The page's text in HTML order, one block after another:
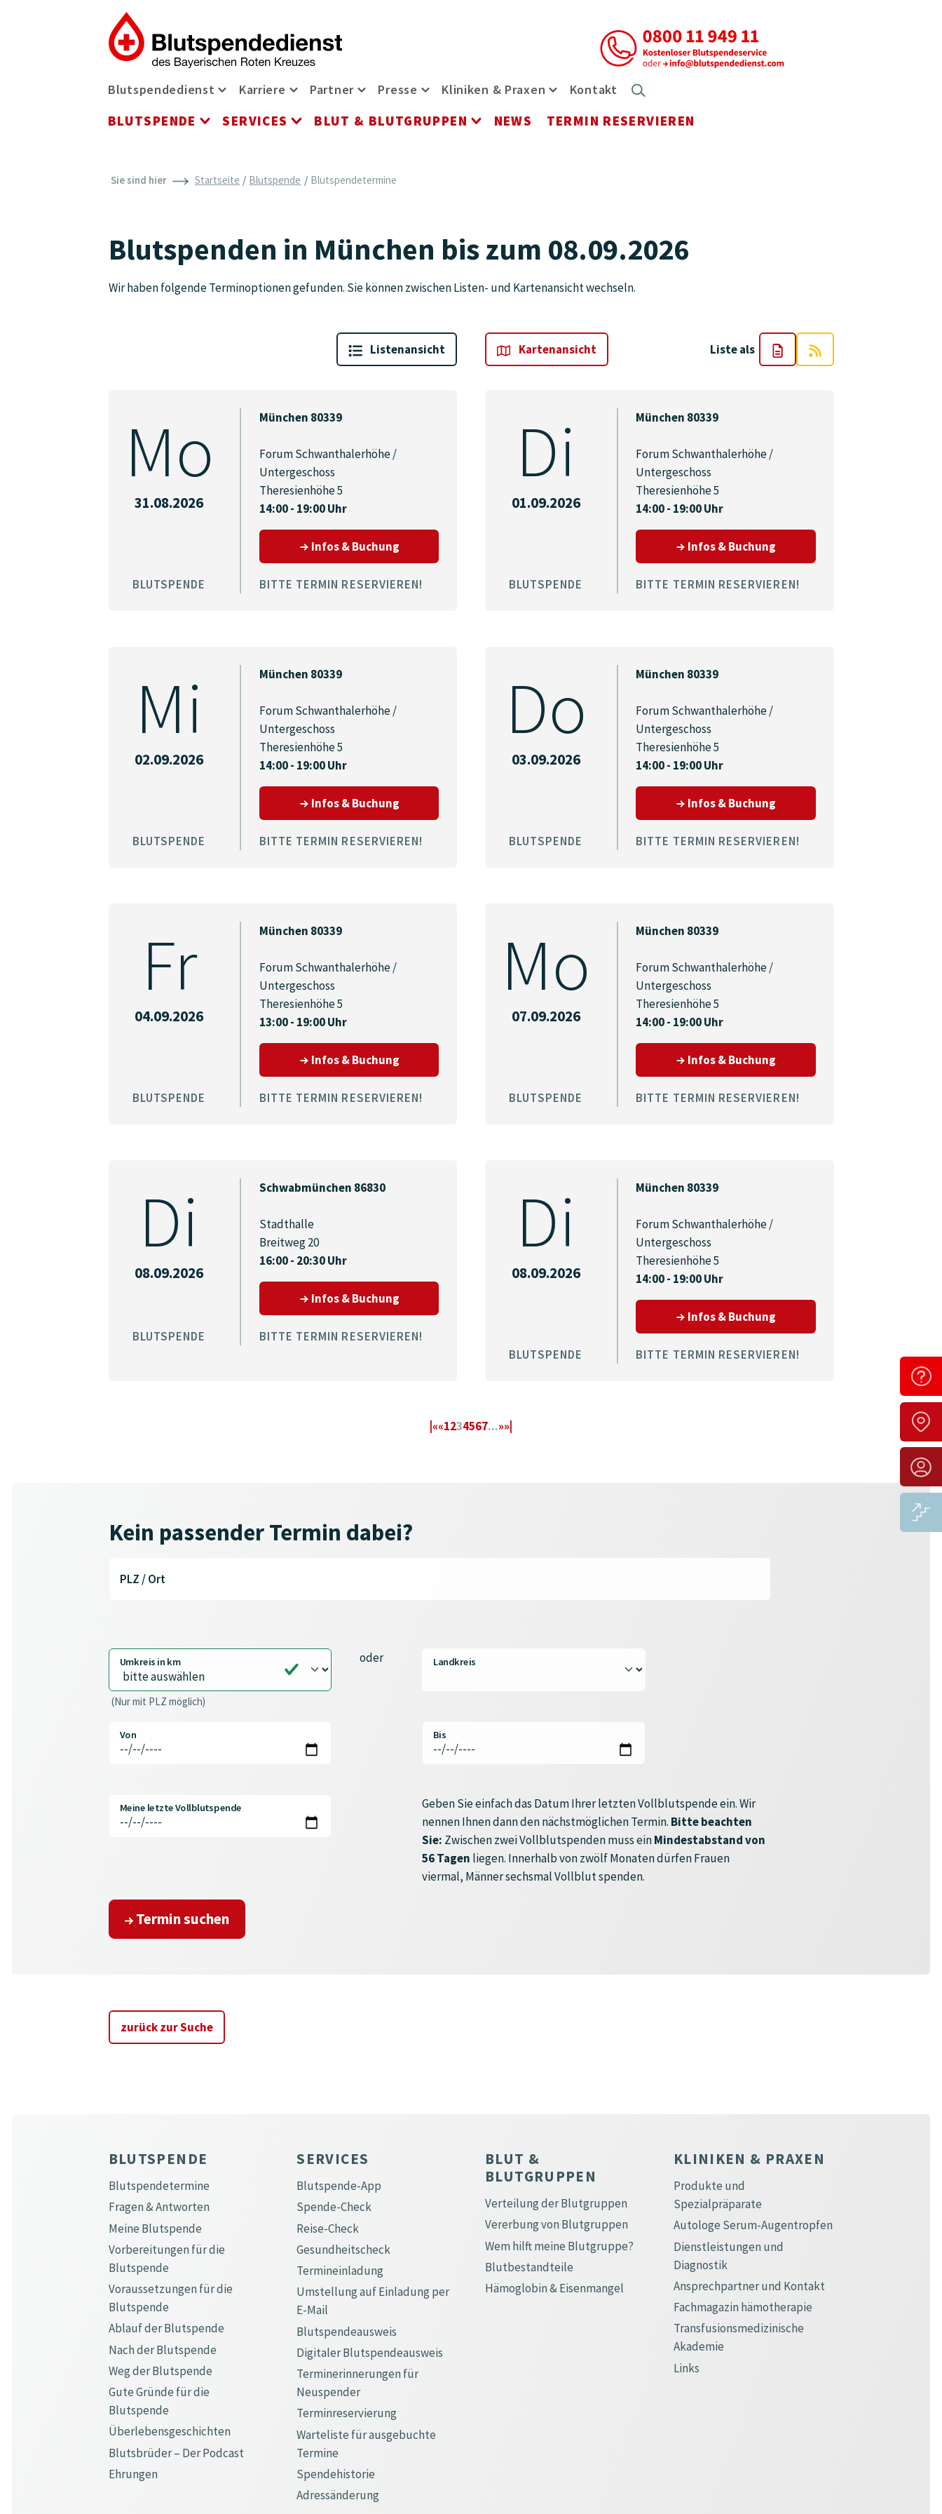
Zum Inhalt der Seite springen
Navigationsmenü
Blutspendedienst
Karriere
Partner
Presse
Kliniken & Praxen
Kontakt
BLUTSPENDE
SERVICES
BLUT & BLUTGRUPPEN
NEWS TERMIN RESERVIEREN
Sie sind hier Startseite Blutspende Blutspendetermine
Blutspenden in München bis zum 08.09.2026
Wir haben folgende Terminoptionen gefunden. Sie können zwischen Listen- und Kartenansicht wechseln.
Listenansicht Kartenansicht Liste als
Mo
31.08.2026
BLUTSPENDE
München 80339
Forum Schwanthalerhöhe /
Untergeschoss
Theresienhöhe 5
14:00 - 19:00 Uhr
Infos & Buchungzum Termin am 31.08.2026 in München 80339
BITTE TERMIN RESERVIEREN!
Di
01.09.2026
BLUTSPENDE
München 80339
Forum Schwanthalerhöhe /
Untergeschoss
Theresienhöhe 5
14:00 - 19:00 Uhr
Infos & Buchung
BITTE TERMIN RESERVIEREN!
Mi
02.09.2026
BLUTSPENDE
München 80339
Forum Schwanthalerhöhe /
Untergeschoss
Theresienhöhe 5
14:00 - 19:00 Uhr
Infos & Buchungzum Termin am 02.09.2026 in München 80339
BITTE TERMIN RESERVIEREN!
Do
03.09.2026
BLUTSPENDE
München 80339
Forum Schwanthalerhöhe /
Untergeschoss
Theresienhöhe 5
14:00 - 19:00 Uhr
Infos & Buchung
BITTE TERMIN RESERVIEREN!
Fr
04.09.2026
BLUTSPENDE
München 80339
Forum Schwanthalerhöhe /
Untergeschoss
Theresienhöhe 5
13:00 - 19:00 Uhr
Infos & Buchungzum Termin am 04.09.2026 in München 80339
BITTE TERMIN RESERVIEREN!
Mo
07.09.2026
BLUTSPENDE
München 80339
Forum Schwanthalerhöhe /
Untergeschoss
Theresienhöhe 5
14:00 - 19:00 Uhr
Infos & Buchung
BITTE TERMIN RESERVIEREN!
Di
08.09.2026
BLUTSPENDE
Schwabmünchen 86830
Stadthalle
Breitweg 20
16:00 - 20:30 Uhr
Infos & Buchungzum Termin am 08.09.2026 in Schwabmünchen 86830
BITTE TERMIN RESERVIEREN!
Di
08.09.2026
BLUTSPENDE
München 80339
Forum Schwanthalerhöhe /
Untergeschoss
Theresienhöhe 5
14:00 - 19:00 Uhr
Infos & Buchung
BITTE TERMIN RESERVIEREN!
|««1234567...»»|
Kein passender Termin dabei?
PLZ / Ort
Umkreis in km
(Nur mit PLZ möglich)
oder Landkreis
Von Bis
Meine letzte Vollblutspende
Geben Sie einfach das Datum Ihrer letzten Vollblutspende ein. Wir
nennen Ihnen dann den nächstmöglichen Termin. Bitte beachten
Sie: Zwischen zwei Vollblutspenden muss einMindestabstand von
56 Tagen liegen. Innerhalb von zwölf Monaten dürfen Frauen
viermal, Männer sechsmal Vollblut spenden.
Termin suchen
zurück zur Suche
BLUTSPENDE
Blutspendetermine
Fragen & Antworten
Meine Blutspende
Vorbereitungen für die
Blutspende
Voraussetzungen für die
Blutspende
Ablauf der Blutspende
Nach der Blutspende
Weg der Blutspende
Gute Gründe für die
Blutspende
Überlebensgeschichten
Blutsbrüder – Der Podcast
Ehrungen
SERVICES
Blutspende-App
Spende-Check
Reise-Check
Gesundheitscheck
Termineinladung
Umstellung auf Einladung per
E-Mail
Blutspendeausweis
Digitaler Blutspendeausweis
Terminerinnerungen für
Neuspender
Terminreservierung
Warteliste für ausgebuchte
Termine
Spendehistorie
Adressänderung
BLUT &
BLUTGRUPPEN
Verteilung der Blutgruppen
Vererbung von Blutgruppen
Wem hilft meine Blutgruppe?
Blutbestandteile
Hämoglobin & Eisenmangel
KLINIKEN & PRAXEN
Produkte und
Spezialpräparate
Autologe Serum-Augentropfen
Dienstleistungen und
Diagnostik
Ansprechpartner und Kontakt
Fachmagazin hämotherapie
Transfusionsmedizinische
Akademie
Links